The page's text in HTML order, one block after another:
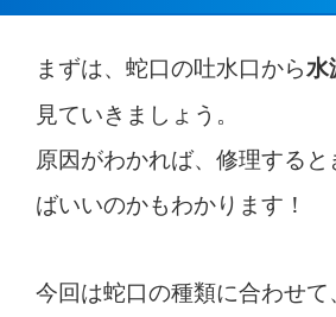
まずは、蛇口の吐水口から水
見ていきましょう。
原因がわかれば、修理する
ばいいのかもわかります！
今回は蛇口の種類に合わせ